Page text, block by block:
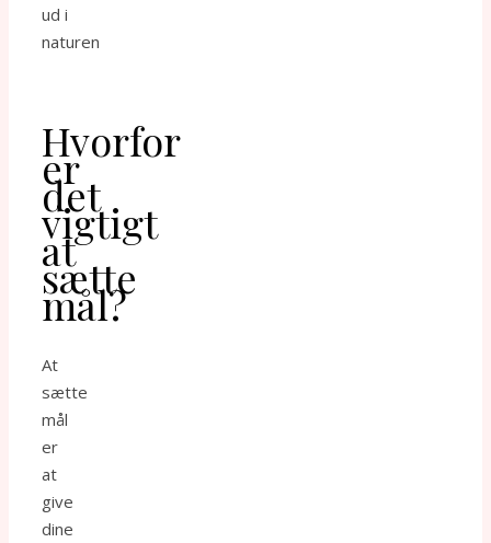
ud i
naturen
Hvorfor
er
det
vigtigt
at
sætte
mål?
At
sætte
mål
er
at
give
dine